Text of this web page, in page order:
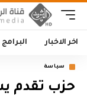
اخر الاخبار البرامج
سياسة
حزب تقدم